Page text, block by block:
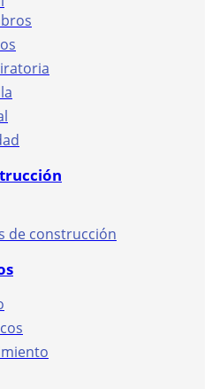
de construcción